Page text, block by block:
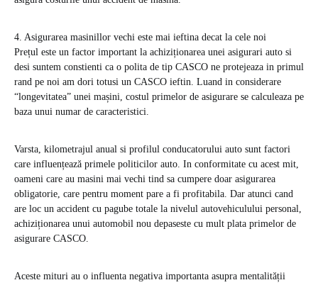
4. Asigurarea masinillor vechi este mai ieftina decat la cele noi
Prețul este un factor important la achiziționarea unei asigurari auto si
desi suntem constienti ca o polita de tip CASCO ne protejeaza in primul
rand pe noi am dori totusi un CASCO ieftin. Luand in considerare
“longevitatea” unei mașini, costul primelor de asigurare se calculeaza pe
baza unui numar de caracteristici.
Varsta, kilometrajul anual si profilul conducatorului auto sunt factori
care influențează primele politicilor auto. In conformitate cu acest mit,
oameni care au masini mai vechi tind sa cumpere doar asigurarea
obligatorie, care pentru moment pare a fi profitabila. Dar atunci cand
are loc un accident cu pagube totale la nivelul autovehiculului personal,
achiziționarea unui automobil nou depaseste cu mult plata primelor de
asigurare CASCO.
Aceste mituri au o influenta negativa importanta asupra mentalității